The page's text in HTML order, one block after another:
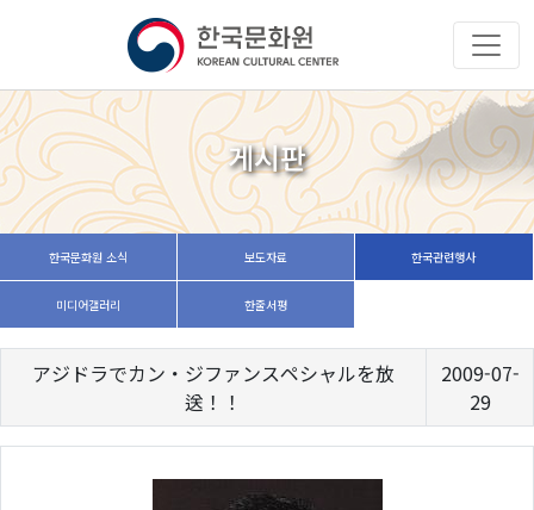
게시판
한국문화원 소식 보도자료 한국관련행사
미디어갤러리 한줄서평
アジドラでカン・ジファンスペシャルを放
送！！
2009-07-
29